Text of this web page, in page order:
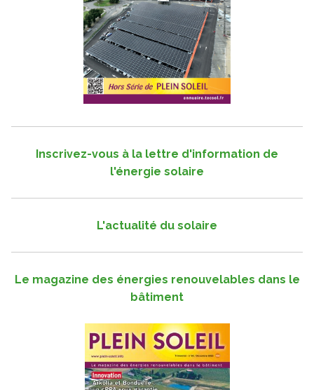
Inscrivez-vous à la lettre d'information de
l'énergie solaire
L'actualité du solaire
Le magazine des énergies renouvelables dans le
bâtiment